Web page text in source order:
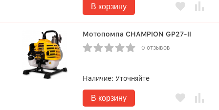
В корзину
Мотопомпа CHAMPION GP27-II
0 отзывов
Наличие:Уточняйте
В корзину